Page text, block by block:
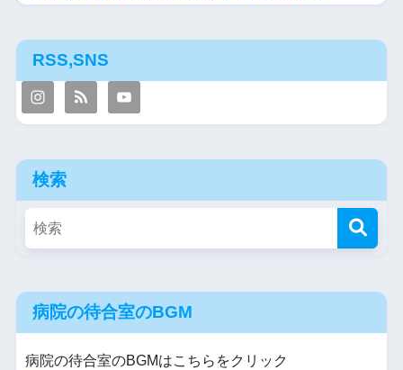
RSS,SNS
検索
病院の待合室のBGM
病院の待合室のBGMはこちらをクリック